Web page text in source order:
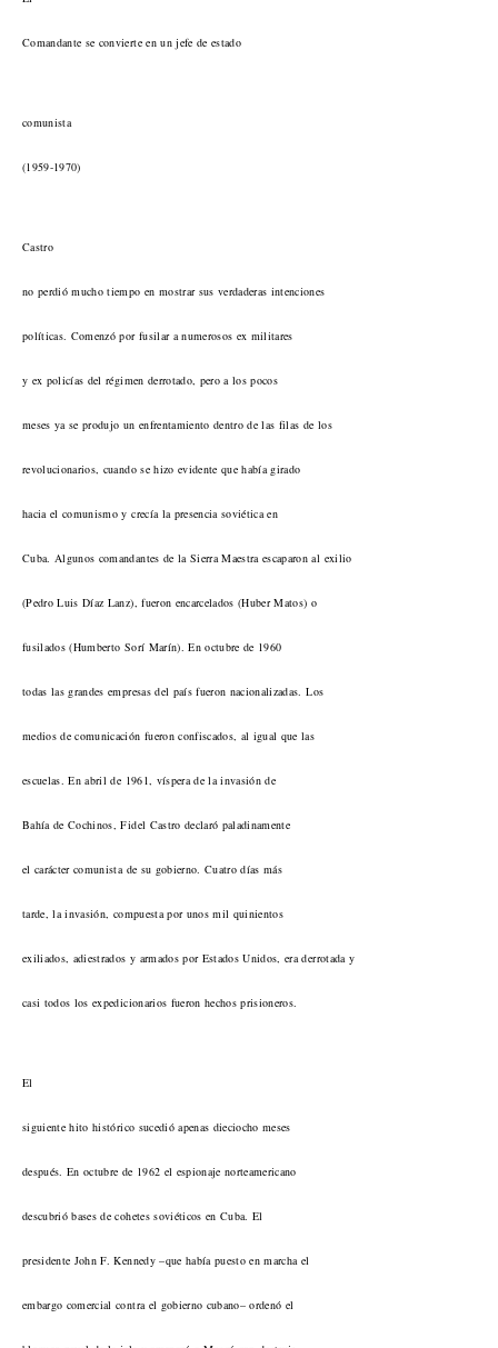
Comandante se convierte en un jefe de estado
comunista
(1959-1970)
Castro
no perdió mucho tiempo en mostrar sus verdaderas intenciones
políticas. Comenzó por fusilar a numerosos ex militares
y ex policías del régimen derrotado, pero a los pocos
meses ya se produjo un enfrentamiento dentro de las filas de los
revolucionarios, cuando se hizo evidente que había girado
hacia el comunismo y crecía la presencia soviética en
Cuba. Algunos comandantes de la Sierra Maestra escaparon al exilio
(Pedro Luis Díaz Lanz), fueron encarcelados (Huber Matos) o
fusilados (Humberto Sorí Marín). En octubre de 1960
todas las grandes empresas del país fueron nacionalizadas. Los
medios de comunicación fueron confiscados, al igual que las
escuelas. En abril de 1961, víspera de la invasión de
Bahía de Cochinos, Fidel Castro declaró paladinamente
el carácter comunista de su gobierno. Cuatro días más
tarde, la invasión, compuesta por unos mil quinientos
exiliados, adiestrados y armados por Estados Unidos, era derrotada y
casi todos los expedicionarios fueron hechos prisioneros.
El
siguiente hito histórico sucedió apenas dieciocho meses
después. En octubre de 1962 el espionaje norteamericano
descubrió bases de cohetes soviéticos en Cuba. El
presidente John F. Kennedy –que había puesto en marcha el
embargo comercial contra el gobierno cubano– ordenó el